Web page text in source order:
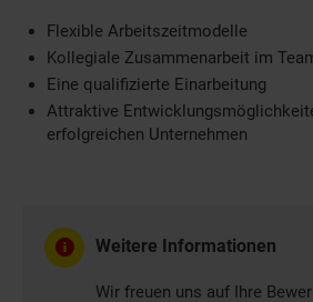
Flexible Arbeitszeitmodelle
Kollegiale Zusammenarbeit im
Eine qualifizierte Einarbeitung
Attraktive
erfolgreichen Unternehmen
Weitere Informationen
Wir freuen uns auf Ihre